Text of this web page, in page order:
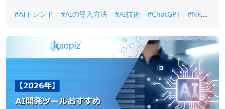
#AIトレンド #AIの導入方法 #AI技術 #ChatGPT
#NFT